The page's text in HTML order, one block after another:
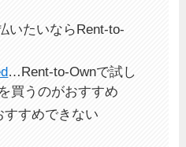
いたいならRent-to-
…Rent-to-Ownで試し
買うのがおすすめ
すめできない